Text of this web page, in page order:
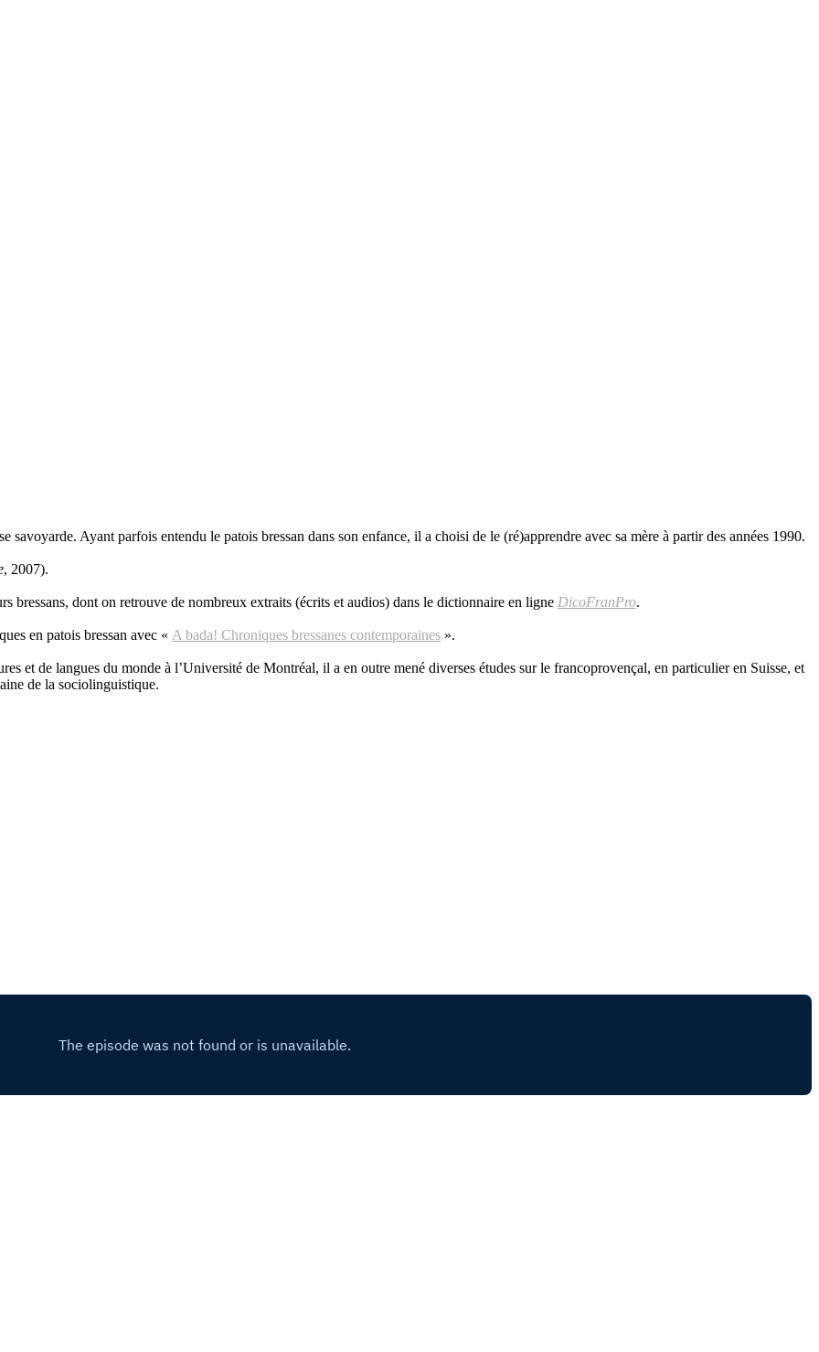
Ayant parfois entendu le patois bressan dans son enfance, il a choisi de le (ré)apprendre avec sa mère à partir des années 1990.
, 2007).
bressans, dont on retrouve de nombreux extraits (écrits et audios) dans le dictionnaire en ligne DicoFranPro.
en patois bressan avec « A bada! Chroniques bressanes contemporaines ».
et de langues du monde à l’Université de Montréal, il a en outre mené diverses études sur le francoprovençal, en particulier en Suisse, et
de la sociolinguistique.